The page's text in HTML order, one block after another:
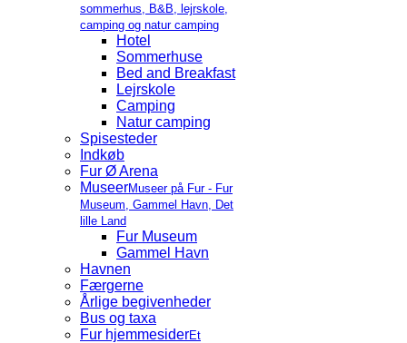
sommerhus, B&B, lejrskole,
camping og natur camping
Hotel
Sommerhuse
Bed and Breakfast
Lejrskole
Camping
Natur camping
Spisesteder
Indkøb
Fur Ø Arena
MuseerMuseer på Fur - Fur
Museum, Gammel Havn, Det
lille Land
Fur Museum
Gammel Havn
Havnen
Færgerne
Årlige begivenheder
Bus og taxa
Fur hjemmesiderEt